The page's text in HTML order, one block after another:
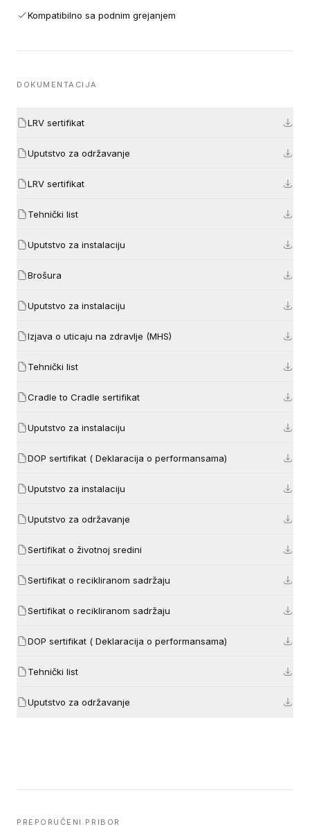
Kompatibilno sa podnim grejanjem
DOKUMENTACIJA
LRV sertifikat
Uputstvo za održavanje
LRV sertifikat
Tehnički list
Uputstvo za instalaciju
Brošura
Uputstvo za instalaciju
Izjava o uticaju na zdravlje (MHS)
Tehnički list
Cradle to Cradle sertifikat
Uputstvo za instalaciju
DOP sertifikat ( Deklaracija o performansama)
Uputstvo za instalaciju
Uputstvo za održavanje
Sertifikat o životnoj sredini
Sertifikat o recikliranom sadržaju
Sertifikat o recikliranom sadržaju
DOP sertifikat ( Deklaracija o performansama)
Tehnički list
Uputstvo za održavanje
PREPORUČENI PRIBOR